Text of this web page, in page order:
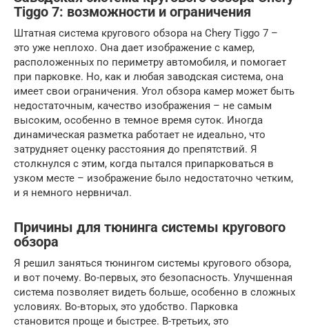
Tiggo 7: возможности и ограничения
Штатная система кругового обзора на Chery Tiggo 7 –
это уже неплохо. Она дает изображение с камер,
расположенных по периметру автомобиля, и помогает
при парковке. Но, как и любая заводская система, она
имеет свои ограничения. Угол обзора камер может быть
недостаточным, качество изображения – не самым
высоким, особенно в темное время суток. Иногда
динамическая разметка работает не идеально, что
затрудняет оценку расстояния до препятствий. Я
столкнулся с этим, когда пытался припарковаться в
узком месте – изображение было недостаточно четким,
и я немного нервничал.
Причины для тюнинга системы кругового
обзора
Я решил заняться тюнингом системы кругового обзора,
и вот почему. Во-первых, это безопасность. Улучшенная
система позволяет видеть больше, особенно в сложных
условиях. Во-вторых, это удобство. Парковка
становится проще и быстрее. В-третьих, это